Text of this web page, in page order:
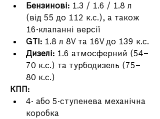
Бензинові: 1.3 / 1.6 / 1.8 л
(від 55 до 112 к.с.), а також
16-клапанні версії
GTI: 1.8 л 8V та 16V до 139 к.с.
Дизелі: 1.6 атмосферний (54–
70 к.с.) та турбодизель (75–
80 к.с.)
КПП:
4- або 5-ступенева механічна
коробка